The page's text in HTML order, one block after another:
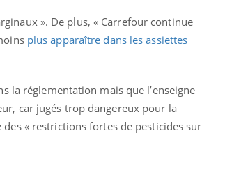
». De plus, « Carrefour continue
plus apparaître dans les assiettes
la réglementation mais que l’enseigne
car jugés trop dangereux pour la
des « restrictions fortes de pesticides sur
Youtube
Un « jumeau numérique » pour
faciliter l’accès à la médecine
préventiveYoutube